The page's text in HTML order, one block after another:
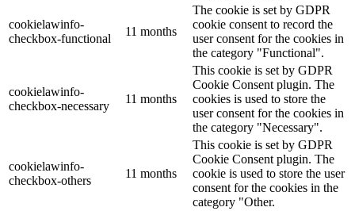
cookielawinfo-
checkbox-functional
11 months
The cookie is set by GDPR
cookie consent to record the
user consent for the cookies in
the category "Functional".
cookielawinfo-
checkbox-necessary
11 months
This cookie is set by GDPR
Cookie Consent plugin. The
cookies is used to store the
user consent for the cookies in
the category "Necessary".
cookielawinfo-
checkbox-others
11 months
This cookie is set by GDPR
Cookie Consent plugin. The
cookie is used to store the user
consent for the cookies in the
category "Other.